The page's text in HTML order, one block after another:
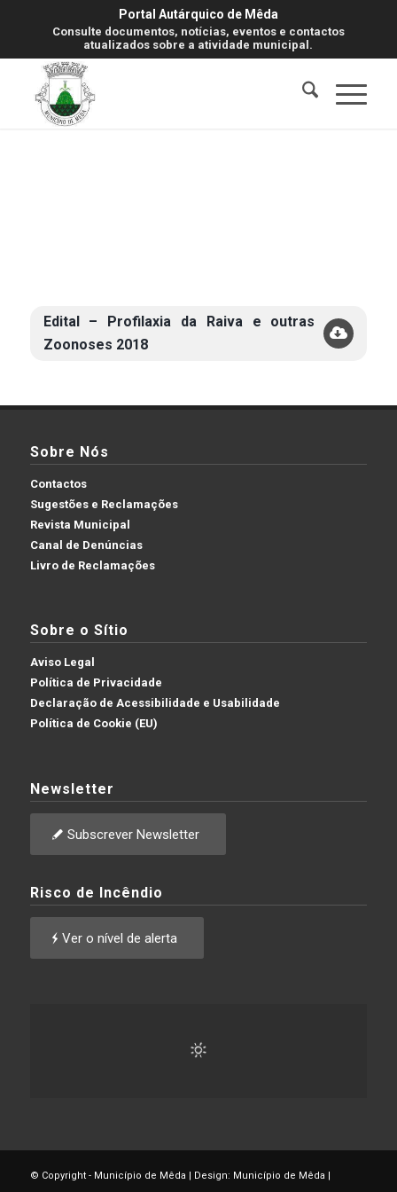
Portal Autárquico de Mêda
Consulte documentos, notícias, eventos e contactos
atualizados sobre a atividade municipal.
Edital – Profilaxia da Raiva e outras
Zoonoses 2018
Sobre Nós
Contactos
Sugestões e Reclamações
Revista Municipal
Canal de Denúncias
Livro de Reclamações
Sobre o Sítio
Aviso Legal
Política de Privacidade
Declaração de Acessibilidade e Usabilidade
Política de Cookie (EU)
Newsletter
Subscrever Newsletter
Risco de Incêndio
Ver o nível de alerta
© Copyright - Município de Mêda | Design: Município de Mêda |